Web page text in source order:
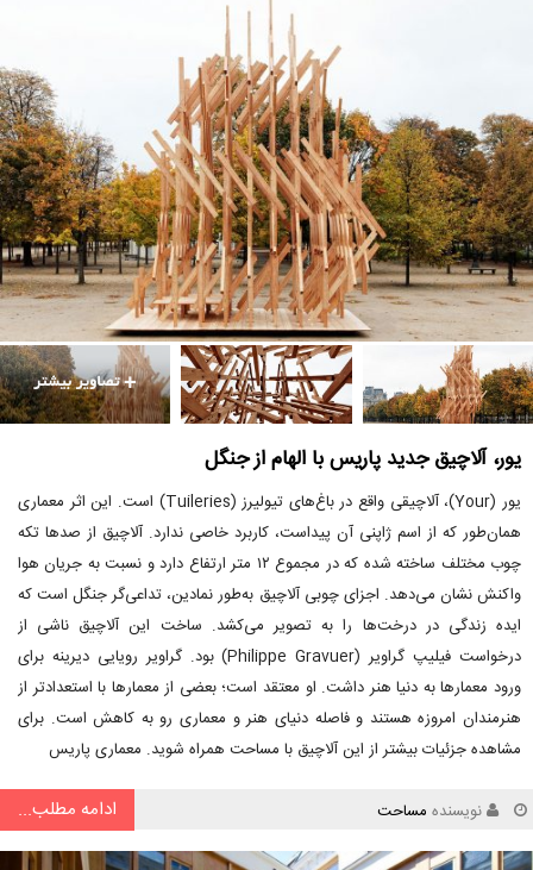
یور، آلاچیق جدید پاریس با الهام از جنگل
یور (Your)، آلاچیقی واقع در باغ‌های تیولیرز (Tuileries) است. این اثر معماری
همان‌طور که از اسم ژاپنی آن پیداست، کاربرد خاصی ندارد. آلاچیق از صدها تکه
چوب مختلف ساخته شده که در مجموع ۱۲ متر ارتفاع دارد و نسبت به جریان هوا
واکنش نشان می‌دهد. اجزای چوبی آلاچیق به‌طور نمادین، تداعی‌گر جنگل است که
ایده زندگی در درخت‌ها را به تصویر می‌کشد. ساخت این آلاچیق ناشی از
درخواست فیلیپ گراویر (Philippe Gravuer) بود. گراویر رویایی دیرینه برای
ورود معمارها به دنیا هنر داشت. او معتقد است؛ بعضی از معمارها با استعدادتر از
هنرمندان امروزه هستند و فاصله دنیای هنر و معماری رو به کاهش است. برای
مشاهده جزئیات بیشتر از این آلاچیق با مساحت همراه شوید. معماری پاریس
نویسنده مساحت ادامه مطلب...